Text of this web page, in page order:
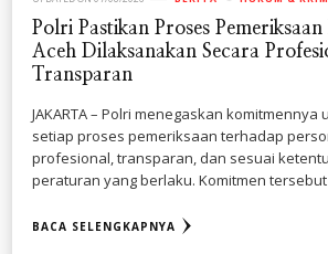
Polri Pastikan Proses Pemeriksaan
Aceh Dilaksanakan Secara
Transparan
JAKARTA – Polri menegaskan
setiap proses pemeriksaan terhadap
profesional, transparan, dan sesuai
peraturan yang berlaku. Komitmen
BACA SELENGKAPNYA